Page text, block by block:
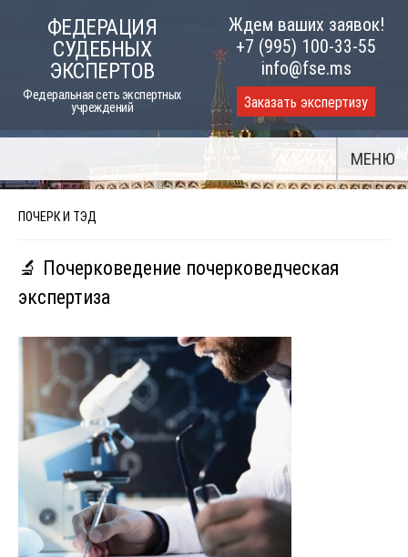
ФЕДЕРАЦИЯ
СУДЕБНЫХ
ЭКСПЕРТОВ
Федеральная сеть экспертных
учреждений
Ждем ваших заявок!
+7 (995) 100-33-55
info@fse.ms
Заказать экспертизу
МЕНЮ
ПОЧЕРК И ТЭД
🔬 Почерковедение почерковедческая
экспертиза